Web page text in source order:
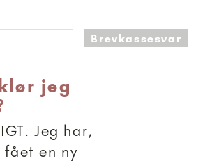
anbefalet til 18+Brevkassesvar
jeg
Jeg har,
en ny